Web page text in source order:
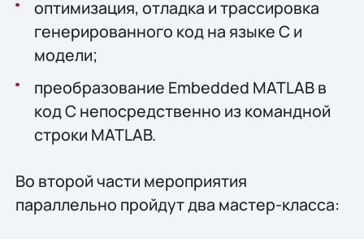
оптимизация, отладка и трассировка
генерированного код на языке С и
модели;
преобразование Embedded MATLAB в
код С непосредственно из командной
строки MATLAB.
Во второй части мероприятия
параллельно пройдут два мастер-класса: